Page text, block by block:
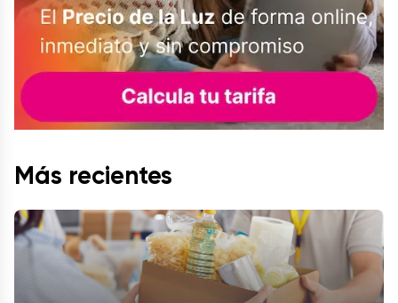
Más recientes